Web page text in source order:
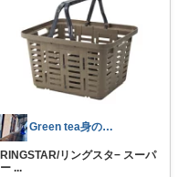
Green tea身の丈に合う暮らし
RINGSTAR/リングスタ− スーパ
ー ...